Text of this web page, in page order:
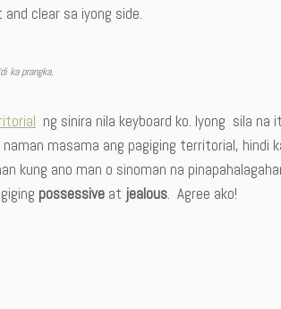
clear sa iyong side.
ka prangka,
ng sinira nila keyboard ko. Iyong sila na
masama ang pagiging territorial, hindi
kung ano man o sinoman na
possessive at jealous. Agree ako!